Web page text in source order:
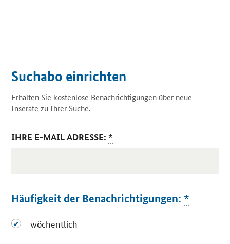
Suchabo einrichten
Erhalten Sie kostenlose Benachrichtigungen über neue
Inserate zu Ihrer Suche.
IHRE E-MAIL ADRESSE: *
Häufigkeit der Benachrichtigungen: *
wöchentlich
wöchentlich